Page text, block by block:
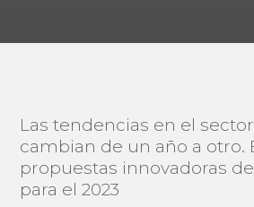
Las tendencias en el
cambian de un año a otro.
propuestas innovadoras
para el 2023